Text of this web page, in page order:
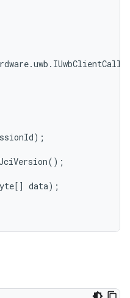
.uwb .
);
();
[] data);